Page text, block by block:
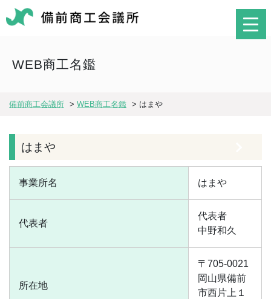
WEB商工名鑑
備前商工会議所 > WEB商工名鑑 > はまや
はまや
事業所名 はまや
代表者
代表者
中野和久
所在地
〒705-0021
岡山県備前
市西片上１